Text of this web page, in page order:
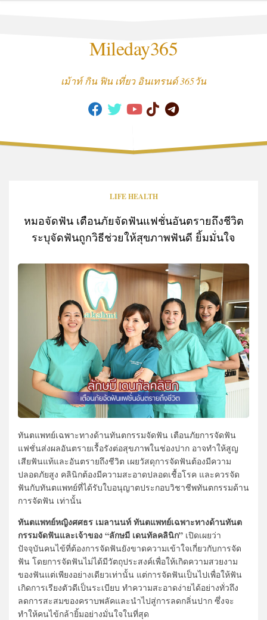
Mileday365
เม้าท์ กิน ฟิน เที่ยว อินเทรนด์ 365วัน
LIFE HEALTH
หมอจัดฟัน เตือนภัยจัดฟันแฟชั่นอันตรายถึงชีวิต
ระบุจัดฟันถูกวิธีช่วยให้สุขภาพฟันดี ยิ้มมั่นใจ
ทันตแพทย์เฉพาะทางด้านทันตกรรมจัดฟัน เตือนภัยการจัดฟัน
แฟชั่นส่งผลอันตรายเรื้อรังต่อสุขภาพในช่องปาก อาจทำให้สูญ
เสียฟันแท้และอันตรายถึงชีวิต เผยวัสดุการจัดฟันต้องมีความ
ปลอดภัยสูง คลินิกต้องมีความสะอาดปลอดเชื้อโรค และควรจัด
ฟันกับทันตแพทย์ที่ได้รับใบอนุญาตประกอบวิชาชีพทันตกรรมด้าน
การจัดฟัน เท่านั้น
ทันตแพทย์หญิงศศธร เมลานนท์ ทันตแพทย์เฉพาะทางด้านทันต
กรรมจัดฟันและเจ้าของ “ลักษมี เดนทัลคลินิก” เปิดเผยว่า
ปัจจุบันคนไข้ที่ต้องการจัดฟันยังขาดความเข้าใจเกี่ยวกับการจัด
ฟัน โดยการจัดฟันไม่ได้มีวัตถุประสงค์เพื่อให้เกิดความสวยงาม
ของฟันแต่เพียงอย่างเดียวเท่านั้น แต่การจัดฟันเป็นไปเพื่อให้ฟัน
เกิดการเรียงตัวดีเป็นระเบียบ ทำความสะอาดง่ายได้อย่างทั่วถึง
ลดการสะสมของคราบพลัคและนำไปสู่การลดกลิ่นปาก ซึ่งจะ
ทำให้คนไข้กล้ายิ้มอย่างมั่นใจในที่สุด